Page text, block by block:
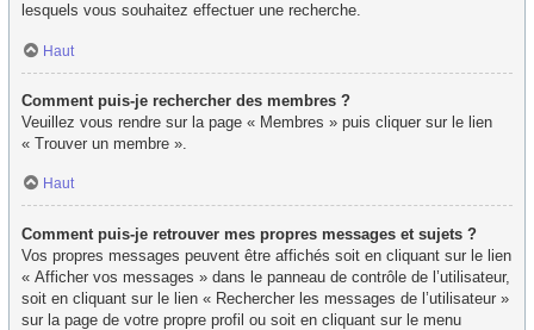
lesquels vous souhaitez effectuer une recherche.
Haut
Comment puis-je rechercher des membres ?
Veuillez vous rendre sur la page « Membres » puis cliquer sur le lien
« Trouver un membre ».
Haut
Comment puis-je retrouver mes propres messages et sujets ?
Vos propres messages peuvent être affichés soit en cliquant sur le lien
« Afficher vos messages » dans le panneau de contrôle de l’utilisateur,
soit en cliquant sur le lien « Rechercher les messages de l’utilisateur »
sur la page de votre propre profil ou soit en cliquant sur le menu